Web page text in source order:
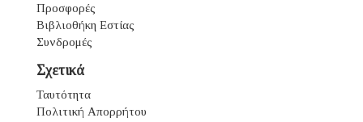
Προσφορές
Βιβλιοθήκη Εστίας
Συνδρομές
Σχετικά
Ταυτότητα
Πολιτική Απορρήτου